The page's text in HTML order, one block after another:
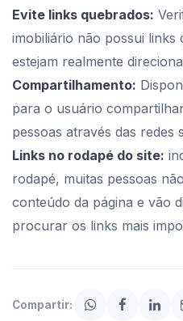
Evite links quebrados:
imobiliário não possui links
estejam realmente
Compartilhamento:
para o usuário
pessoas através das redes
Links no rodapé do site:
rodapé, muitas pessoas
conteúdo da página e vão
procurar os links mais
Compartir: